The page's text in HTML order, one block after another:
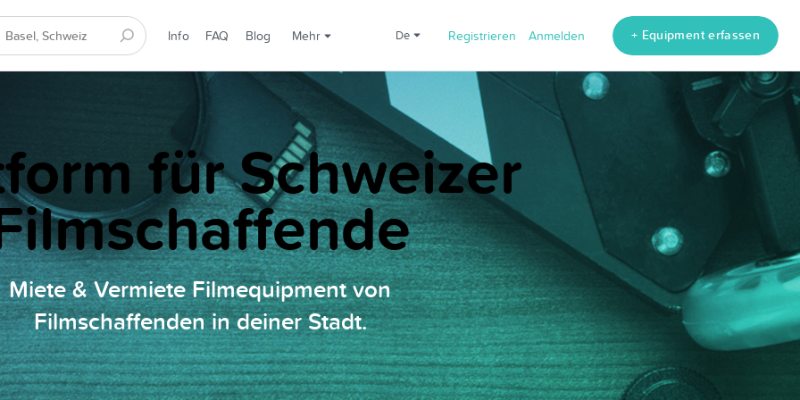
Info FAQ Blog Mehr de Registrieren Anmelden + Equipment erfassen
für Schweizer
Miete & Vermiete Filmequipment von
Filmschaffenden in deiner Stadt.